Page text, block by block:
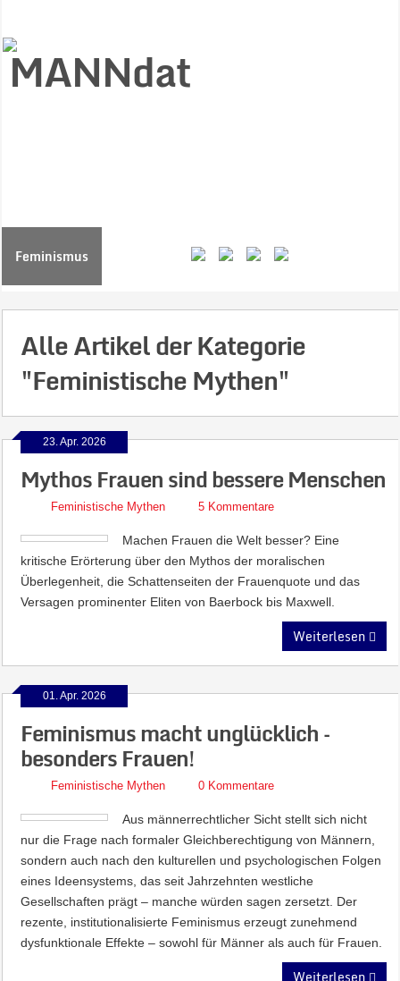
Feminismus
Alle Artikel der Kategorie
"Feministische Mythen"
23. Apr. 2026
Mythos Frauen sind bessere Menschen
Feministische Mythen 5 Kommentare
Machen Frauen die Welt besser? Eine
kritische Erörterung über den Mythos der moralischen
Überlegenheit, die Schattenseiten der Frauenquote und das
Versagen prominenter Eliten von Baerbock bis Maxwell.
Weiterlesen
01. Apr. 2026
Feminismus macht unglücklich –
besonders Frauen!
Feministische Mythen 0 Kommentare
Aus männerrechtlicher Sicht stellt sich nicht
nur die Frage nach formaler Gleichberechtigung von Männern,
sondern auch nach den kulturellen und psychologischen Folgen
eines Ideensystems, das seit Jahrzehnten westliche
Gesellschaften prägt – manche würden sagen zersetzt. Der
rezente, institutionalisierte Feminismus erzeugt zunehmend
dysfunktionale Effekte – sowohl für Männer als auch für Frauen.